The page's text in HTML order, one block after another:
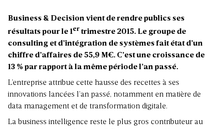
Business & Decision vient de rendre publics ses
résultats pour le 1er trimestre 2015. Le groupe de
consulting et d’intégration de systèmes fait état d’un
chiffre d’affaires de 55,9 M€. C’est une croissance de
13 % par rapport à la même période l’an passé.
L’entreprise attribue cette hausse des recettes à ses
innovations lancées l’an passé, notamment en matière de
data management et de transformation digitale.
La business intelligence reste le plus gros contributeur au